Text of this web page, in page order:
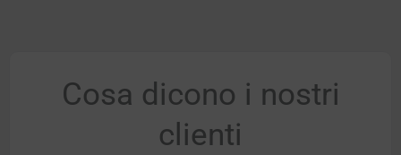
Cosa dicono i nostri
clienti